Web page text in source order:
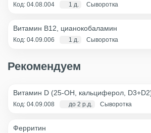
Код: 04.08.004 1 д. Сыворотка
Витамин В12, цианокобаламин
Код: 04.09.006 1 д. Сыворотка
Рекомендуем
Витамин D (25-OH, кальциферол,
Код: 04.09.008 до 2 р.д. Сыворотка
Ферритин